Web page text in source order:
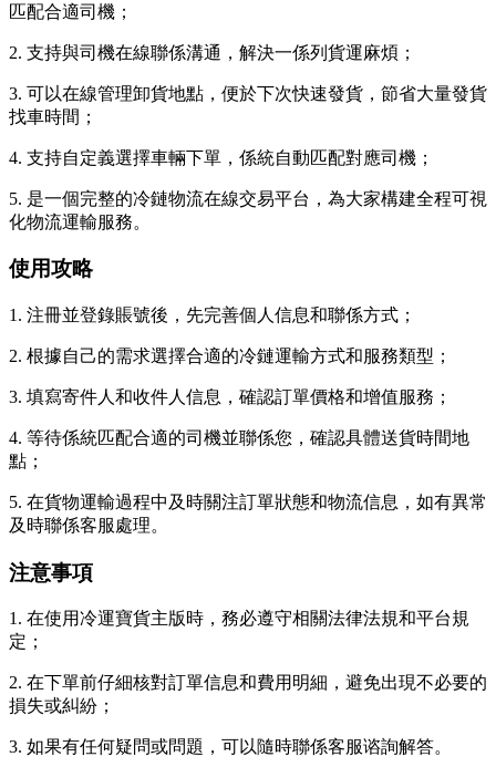
匹配合適司機；
2. 支持與司機在線聯係溝通，解決一係列貨運麻煩；
3. 可以在線管理卸貨地點，便於下次快速發貨，節省大量發貨
找車時間；
4. 支持自定義選擇車輛下單，係統自動匹配對應司機；
5. 是一個完整的冷鏈物流在線交易平台，為大家構建全程可視
化物流運輸服務。
使用攻略
1. 注冊並登錄賬號後，先完善個人信息和聯係方式；
2. 根據自己的需求選擇合適的冷鏈運輸方式和服務類型；
3. 填寫寄件人和收件人信息，確認訂單價格和增值服務；
4. 等待係統匹配合適的司機並聯係您，確認具體送貨時間地
點；
5. 在貨物運輸過程中及時關注訂單狀態和物流信息，如有異常
及時聯係客服處理。
注意事項
1. 在使用冷運寶貨主版時，務必遵守相關法律法規和平台規
定；
2. 在下單前仔細核對訂單信息和費用明細，避免出現不必要的
損失或糾紛；
3. 如果有任何疑問或問題，可以隨時聯係客服谘詢解答。